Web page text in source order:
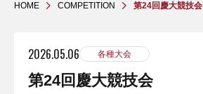
HOME COMPETITION 第24回慶大競技会
2026.05.06 各種大会
第24回慶大競技会